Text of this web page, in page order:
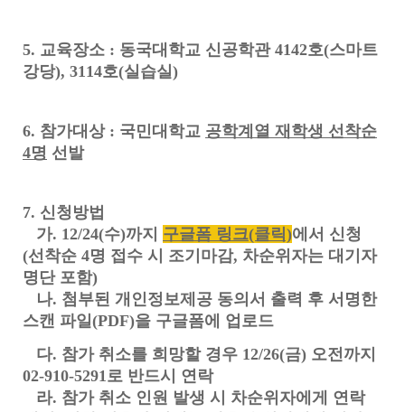
5. 교육장소 : 동국대학교 신공학관 4142호(스마트
강당), 3114호(실습실)
6. 참가대상 : 국민대학교 공학계열 재학생 선착순
4명 선발
7. 신청방법
가. 12/24(수)까지 구글폼 링크(클릭)에서 신청
(선착순 4명 접수 시 조기마감, 차순위자는 대기자
명단 포함)
나. 첨부된 개인정보제공 동의서 출력 후 서명한
스캔 파일(PDF)을 구글폼에 업로드
다. 참가 취소를 희망할 경우 12/26(금) 오전까지
02-910-5291로 반드시 연락
라. 참가 취소 인원 발생 시 차순위자에게 연락